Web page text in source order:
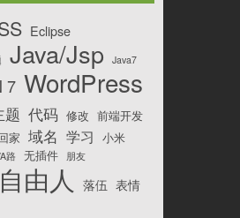
Eclipse
Java/Jsp Java7
7 WordPress
题 代码 修改 前端开发
家 域名 学习 小米
路 无插件 朋友
自由人 落伍 表情